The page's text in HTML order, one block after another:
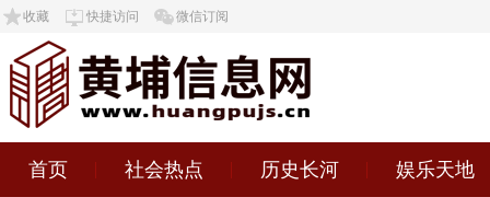
收藏 快捷访问 微信订阅
首页 社会热点 历史长河 娱乐天地